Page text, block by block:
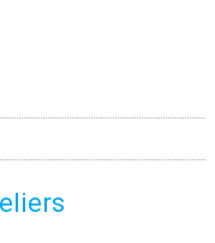
de Lorraine